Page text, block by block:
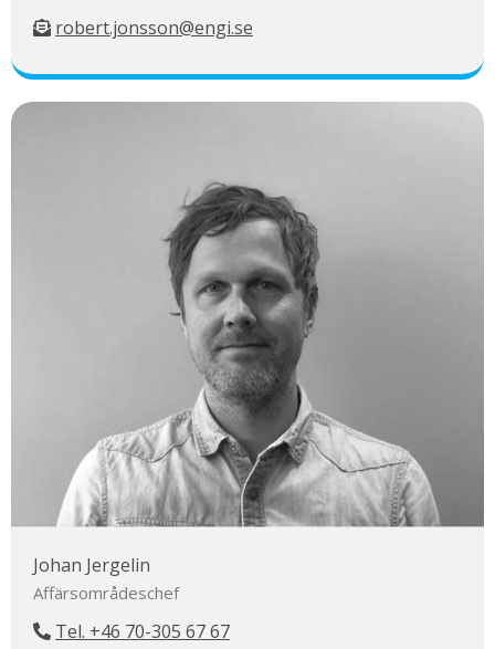
robert.jonsson@engi.se
Johan Jergelin
Affärsområdeschef
Tel. +46 70-305 67 67